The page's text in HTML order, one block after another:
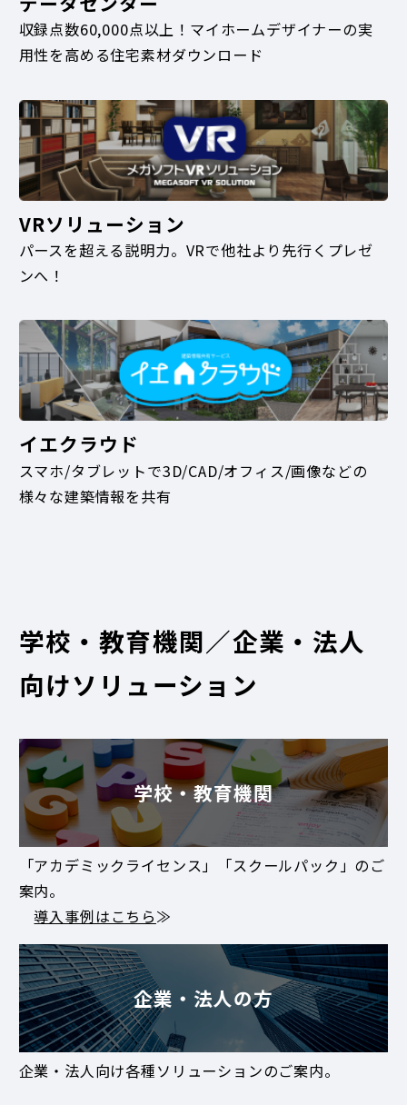
収録点数60,000点以上！マイホームデザイナーの実
用性を高める住宅素材ダウンロード
VRソリューション
パースを超える説明力。VRで他社より先行くプレゼ
ンへ！
イエクラウド
スマホ/タブレットで3D/CAD/オフィス/画像などの
様々な建築情報を共有
学校・教育機関／企業・法人
向けソリューション
学校・教育機関
「アカデミックライセンス」「スクールパック」のご
案内。
導入事例はこちら≫
企業・法人の方
企業・法人向け各種ソリューションのご案内。